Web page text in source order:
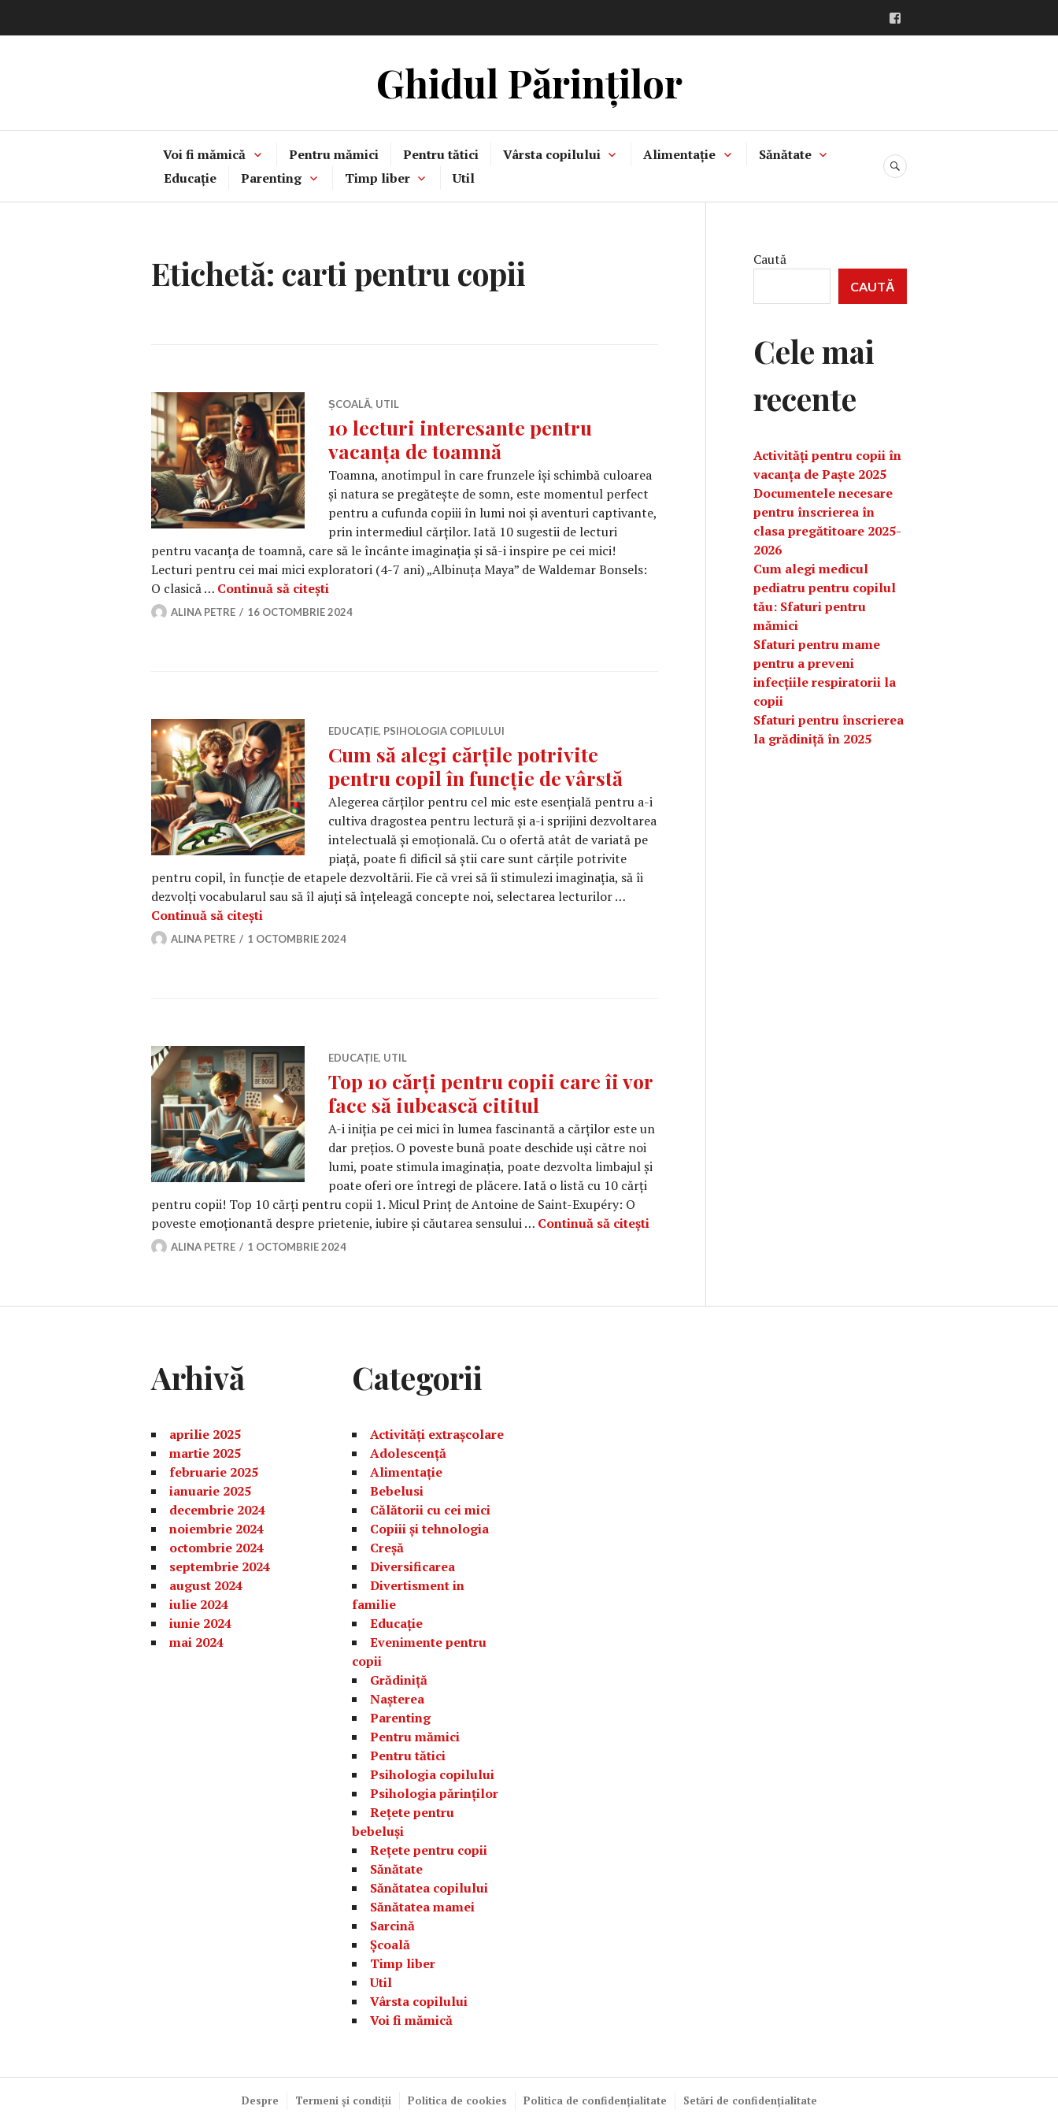
la
Ghidul Părinților
Voi fi mămică Pentru mămici Pentru tătici Vârsta copilului Alimentație
Sănătate
Educație
Parenting Timp liber Util
CĂUTARE
Etichetă: carti pentru copii
ȘCOALĂ, UTIL
10 lecturi interesante pentru
vacanța de toamnă
Toamna, anotimpul în care frunzele își schimbă culoarea
și natura se pregătește de somn, este momentul perfect
pentru a cufunda copiii în lumi noi și aventuri captivante,
prin intermediul cărților. Iată 10 sugestii de lecturi
pentru vacanța de toamnă, care să le încânte imaginația și să-i inspire pe cei mici!
Lecturi pentru cei mai mici exploratori (4-7 ani) „Albinuța Maya” de Waldemar Bonsels:
O clasică … Continuă să citești
ALINA PETRE 16 OCTOMBRIE 2024
EDUCAȚIE, PSIHOLOGIA COPILULUI
Cum să alegi cărțile potrivite
pentru copil în funcție de vârstă
Alegerea cărților pentru cel mic este esențială pentru a-i
cultiva dragostea pentru lectură și a-i sprijini dezvoltarea
intelectuală și emoțională. Cu o ofertă atât de variată pe
piață, poate fi dificil să știi care sunt cărțile potrivite
pentru copil, în funcție de etapele dezvoltării. Fie că vrei să îi stimulezi imaginația, să îi
dezvolți vocabularul sau să îl ajuți să înțeleagă concepte noi, selectarea lecturilor …
Continuă să citești
ALINA PETRE 1 OCTOMBRIE 2024
EDUCAȚIE, UTIL
Top 10 cărți pentru copii care îi vor
face să iubească cititul
A-i iniția pe cei mici în lumea fascinantă a cărților este un
dar prețios. O poveste bună poate deschide uși către noi
lumi, poate stimula imaginația, poate dezvolta limbajul și
poate oferi ore întregi de plăcere. Iată o listă cu 10 cărți
pentru copii! Top 10 cărți pentru copii 1. Micul Prinț de Antoine de Saint-Exupéry: O
poveste emoționantă despre prietenie, iubire și căutarea sensului … Continuă să citești
ALINA PETRE 1 OCTOMBRIE 2024
Caută
CAUTĂ
Cele mai
recente
Activități pentru copii în
vacanța de Paște 2025
Documentele necesare
pentru înscrierea în
clasa pregătitoare 2025-
2026
Cum alegi medicul
pediatru pentru copilul
tău: Sfaturi pentru
mămici
Sfaturi pentru mame
pentru a preveni
infecțiile respiratorii la
copii
Sfaturi pentru înscrierea
la grădiniță în 2025
Arhivă
aprilie 2025
martie 2025
februarie 2025
ianuarie 2025
decembrie 2024
noiembrie 2024
octombrie 2024
septembrie 2024
august 2024
iulie 2024
iunie 2024
mai 2024
Categorii
Activități extrașcolare
Adolescență
Alimentație
Bebelusi
Călătorii cu cei mici
Copiii și tehnologia
Creșă
Diversificarea
Divertisment in
familie
Educație
Evenimente pentru
copii
Grădiniță
Nașterea
Parenting
Pentru mămici
Pentru tătici
Psihologia copilului
Psihologia părinților
Rețete pentru
bebeluși
Rețete pentru copii
Sănătate
Sănătatea copilului
Sănătatea mamei
Sarcină
Școală
Timp liber
Util
Vârsta copilului
Voi fi mămică
Despre Termeni și condiții Politica de cookies Politica de confidențialitate Setări de confidențialitate